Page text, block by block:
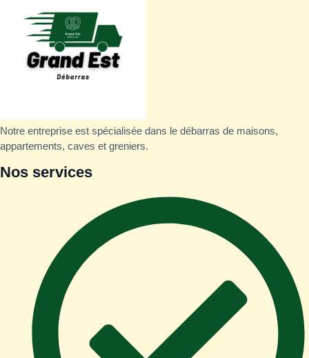
Notre entreprise est spécialisée dans le débarras de maisons,
appartements, caves et greniers.
Nos services